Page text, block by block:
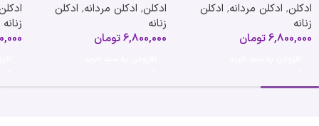
ادکلن, ادکلن مردانه, ادکلن
زنانه
6,800,000تومان
ادکلن, ادکلن مردانه, ادکلن
زنانه
6,800,000تومان
زنانه